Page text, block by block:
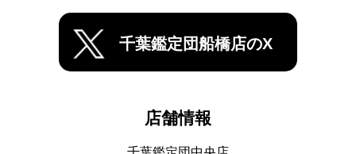
千葉鑑定団船橋店のX
店舗情報